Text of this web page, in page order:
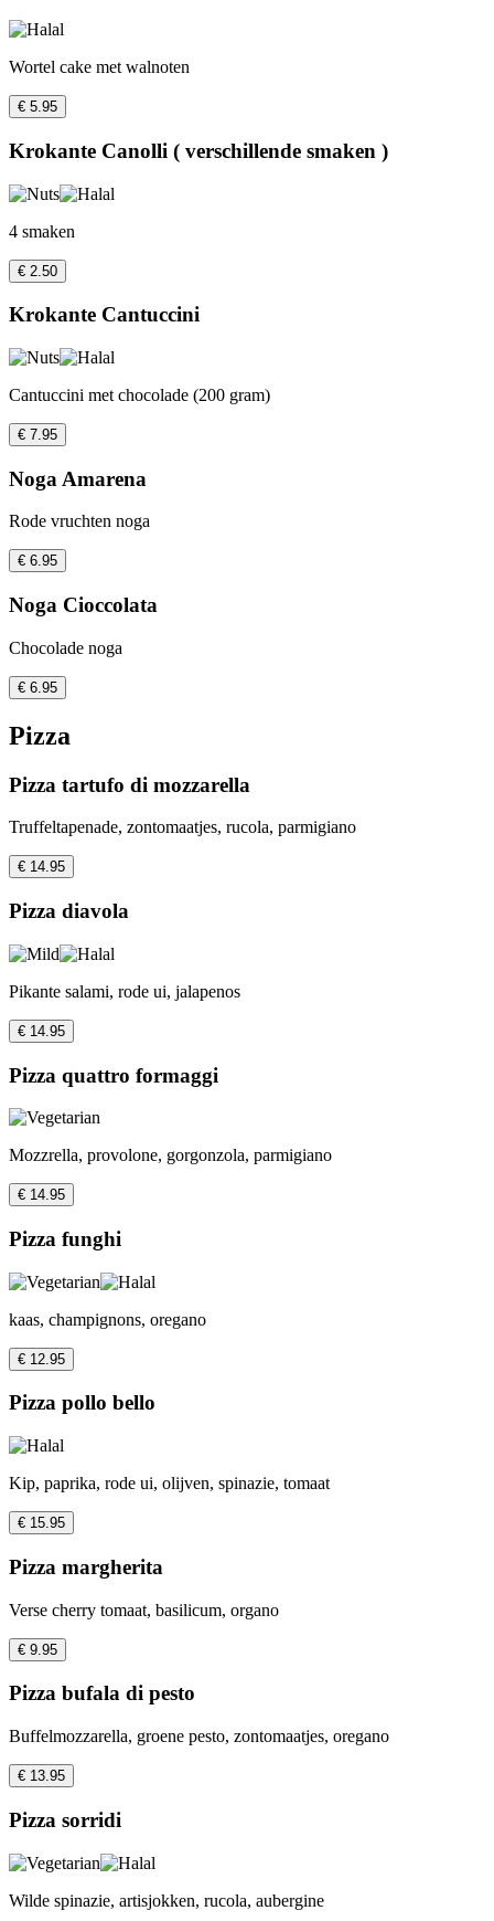
Wortel cake met walnoten
€ 5.95
Krokante Canolli ( verschillende smaken )
4 smaken
€ 2.50
Krokante Cantuccini
Cantuccini met chocolade (200 gram)
€ 7.95
Noga Amarena
Rode vruchten noga
€ 6.95
Noga Cioccolata
Chocolade noga
€ 6.95
Pizza
Pizza tartufo di mozzarella
Truffeltapenade, zontomaatjes, rucola, parmigiano
€ 14.95
Pizza diavola
Pikante salami, rode ui, jalapenos
€ 14.95
Pizza quattro formaggi
Mozzrella, provolone, gorgonzola, parmigiano
€ 14.95
Pizza funghi
kaas, champignons, oregano
€ 12.95
Pizza pollo bello
Kip, paprika, rode ui, olijven, spinazie, tomaat
€ 15.95
Pizza margherita
Verse cherry tomaat, basilicum, organo
€ 9.95
Pizza bufala di pesto
Buffelmozzarella, groene pesto, zontomaatjes, oregano
€ 13.95
Pizza sorridi
Wilde spinazie, artisjokken, rucola, aubergine